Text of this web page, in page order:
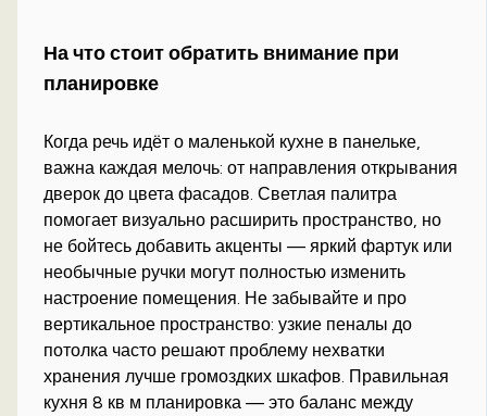
На что стоит обратить внимание при
планировке
Когда речь идёт о маленькой кухне в панельке,
важна каждая мелочь: от направления открывания
дверок до цвета фасадов. Светлая палитра
помогает визуально расширить пространство, но
не бойтесь добавить акценты — яркий фартук или
необычные ручки могут полностью изменить
настроение помещения. Не забывайте и про
вертикальное пространство: узкие пеналы до
потолка часто решают проблему нехватки
хранения лучше громоздких шкафов. Правильная
кухня 8 кв м планировка — это баланс между